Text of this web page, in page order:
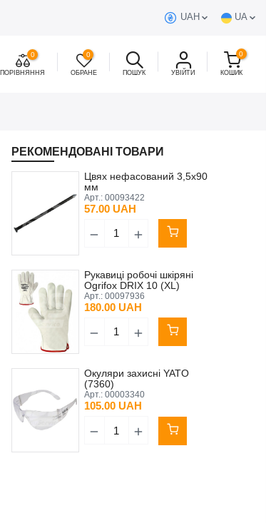
UAH UA
0
ПОРІВНЯННЯ
0
ОБРАНЕ ПОШУК УВІЙТИ
0
КОШИК
РЕКОМЕНДОВАНІ ТОВАРИ
Цвях нефасований 3,5х90
мм
Арт.: 00093422
57.00 UAH
Рукавиці робочі шкіряні
Ogrifox DRIX 10 (XL)
Арт.: 00097936
180.00 UAH
Окуляри захисні YATO
(7360)
Арт.: 00003340
105.00 UAH